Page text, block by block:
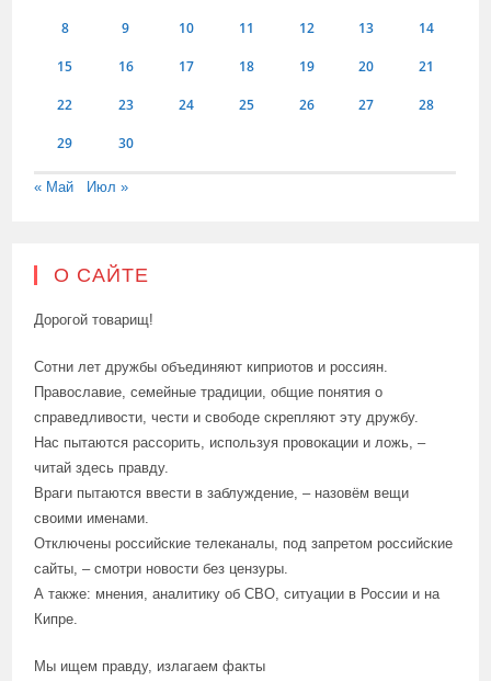
8 9 10 11 12 13 14
15 16 17 18 19 20 21
22 23 24 25 26 27 28
29 30
« Май Июл »
О САЙТЕ
Дорогой товарищ!
Сотни лет дружбы объединяют киприотов и россиян.
Православие, семейные традиции, общие понятия о
справедливости, чести и свободе скрепляют эту дружбу.
Нас пытаются рассорить, используя провокации и ложь, –
читай здесь правду.
Враги пытаются ввести в заблуждение, – назовём вещи
своими именами.
Отключены российские телеканалы, под запретом российские
сайты, – смотри новости без цензуры.
А также: мнения, аналитику об СВО, ситуации в России и на
Кипре.
Мы ищем правду, излагаем факты